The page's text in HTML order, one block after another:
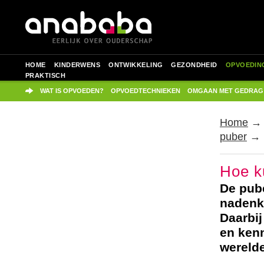
HOME KINDERWENS ONTWIKKELING GEZONDHEID
PRAKTISCH
WAT IS OPVOEDEN? OPVOEDTECHNIEKEN OMGAAN MET GEDRAG
Home →
puber →
Hoe
De
en